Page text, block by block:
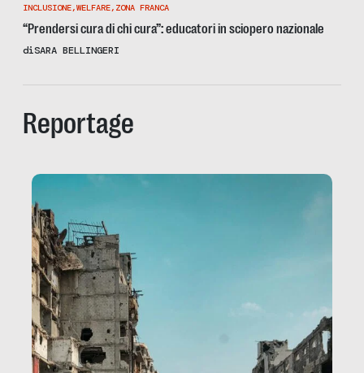
INCLUSIONE,WELFARE, ZONA FRANCA
“Prendersi cura di chi cura”: educatori in sciopero nazionale
diSARA BELLINGERI
Reportage